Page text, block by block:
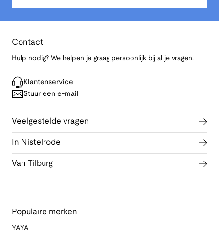
Contact
Hulp nodig? We helpen je graag persoonlijk bij al je vragen.
Klantenservice
Stuur een e-mail
Veelgestelde vragen
In Nistelrode
Van Tilburg
Populaire merken
YAYA